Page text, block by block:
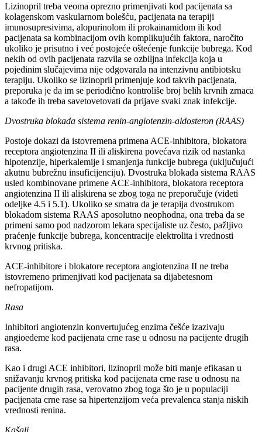
Lizinopril treba veoma oprezno primenjivati kod pacijenata sa
kolagenskom vaskularnom bolešću, pacijenata na terapiji
imunosupresivima, alopurinolom ili prokainamidom ili kod
pacijenata sa kombinacijom ovih komplikujućih faktora, naročito
ukoliko je prisutno i već postojeće oštećenje funkcije bubrega. Kod
nekih od ovih pacijenata razvila se ozbiljna infekcija koja u
pojedinim slučajevima nije odgovarala na intenzivnu antibiotsku
terapiju. Ukoliko se lizinopril primenjuje kod takvih pacijenata,
preporuka je da im se periodično kontroliše broj belih krvnih zrnaca
a takođe ih treba savetovetovati da prijave svaki znak infekcije.
Dvostruka blokada sistema renin-angiotenzin-aldosteron (RAAS)
Postoje dokazi da istovremena primena ACE-inhibitora, blokatora
receptora angiotenzina II ili aliskirena povećava rizik od nastanka
hipotenzije, hiperkalemije i smanjenja funkcije bubrega (uključujući
akutnu bubrežnu insuficijenciju). Dvostruka blokada sistema RAAS
usled kombinovane primene ACE-inhibitora, blokatora receptora
angiotenzina II ili aliskirena se zbog toga ne preporučuje (videti
odeljke 4.5 i 5.1). Ukoliko se smatra da je terapija dvostrukom
blokadom sistema RAAS aposolutno neophodna, ona treba da se
primeni samo pod nadzorom lekara specijaliste uz često, pažljivo
praćenje funkcije bubrega, koncentracije elektrolita i vrednosti
krvnog pritiska.
ACE-inhibitore i blokatore receptora angiotenzina II ne treba
istovremeno primenjivati kod pacijenata sa dijabetesnom
nefropatijom.
Rasa
Inhibitori angiotenzin konvertujućeg enzima češće izazivaju
angioedeme kod pacijenata crne rase u odnosu na pacijente drugih
rasa.
Kao i drugi ACE inhibitori, lizinopril može biti manje efikasan u
snižavanju krvnog pritiska kod pacijenata crne rase u odnosu na
pacijente drugih rasa, verovatno zbog toga što je u populaciji
pacijenata crne rase sa hipertenzijom veća prevalenca stanja niskih
vrednosti renina.
Kašalj